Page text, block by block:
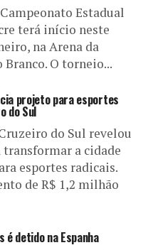
Estadual
terá início neste
na Arena da
O torneio...
projeto para esportes
do Sul
do Sul revelou
a cidade
esportes radicais.
de R$ 1,2 milhão
é detido na Espanha